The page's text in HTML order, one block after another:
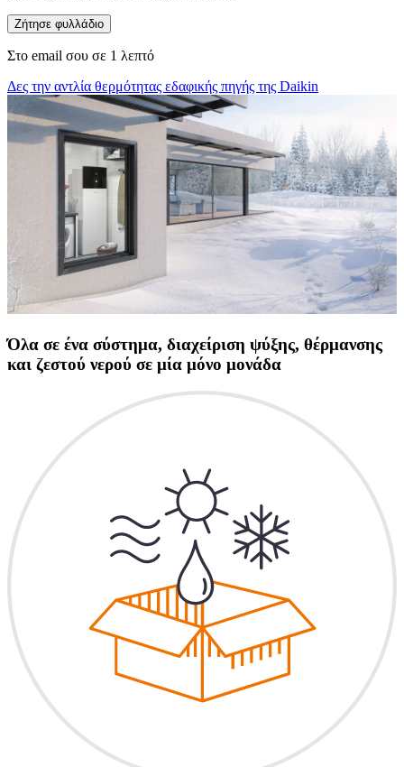
Ζήτησε φυλλάδιο
Στο email σου σε 1 λεπτό
Δες την αντλία θερμότητας εδαφικής πηγής της Daikin
Όλα σε ένα σύστημα, διαχείριση ψύξης, θέρμανσης
και ζεστού νερού σε μία μόνο μονάδα